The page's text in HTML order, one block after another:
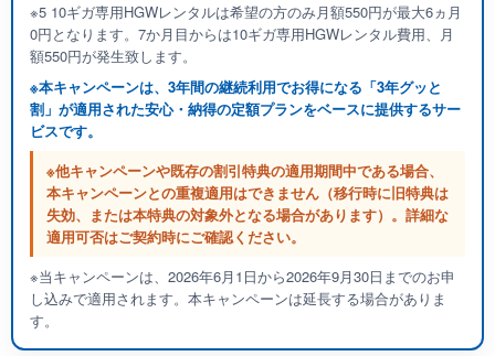
※5 10ギガ専用HGWレンタルは希望の方のみ月額550円が最大6ヵ月
0円となります。7か月目からは10ギガ専用HGWレンタル費用、月
額550円が発生致します。
※本キャンペーンは、3年間の継続利用でお得になる「3年グッと
割」が適用された安心・納得の定額プランをベースに提供するサー
ビスです。
※他キャンペーンや既存の割引特典の適用期間中である場合、
本キャンペーンとの重複適用はできません（移行時に旧特典は
失効、または本特典の対象外となる場合があります）。詳細な
適用可否はご契約時にご確認ください。
※当キャンペーンは、2026年6月1日から2026年9月30日までのお申
し込みで適用されます。本キャンペーンは延長する場合がありま
す。